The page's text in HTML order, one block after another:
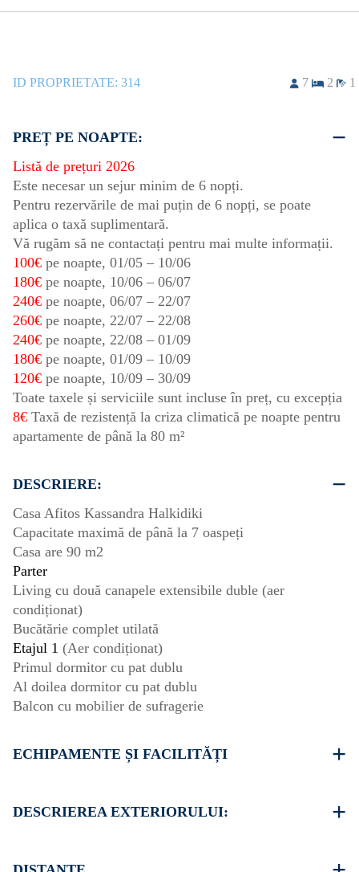
ID PROPRIETATE: 314 7 2 1
PREȚ PE NOAPTE:
Listă de prețuri 2026
Este necesar un sejur minim de 6 nopți.
Pentru rezervările de mai puțin de 6 nopți, se poate
aplica o taxă suplimentară.
Vă rugăm să ne contactați pentru mai multe informații.
100€ pe noapte, 01/05 – 10/06
180€ pe noapte, 10/06 – 06/07
240€ pe noapte, 06/07 – 22/07
260€ pe noapte, 22/07 – 22/08
240€ pe noapte, 22/08 – 01/09
180€ pe noapte, 01/09 – 10/09
120€ pe noapte, 10/09 – 30/09
Toate taxele și serviciile sunt incluse în preț, cu excepția
8€ Taxă de rezistență la criza climatică pe noapte pentru
apartamente de până la 80 m²
DESCRIERE:
Casa Afitos Kassandra Halkidiki
Capacitate maximă de până la 7 oaspeți
Casa are 90 m2
Parter
Living cu două canapele extensibile duble (aer
condiționat)
Bucătărie complet utilată
Etajul 1 (Aer condiționat)
Primul dormitor cu pat dublu
Al doilea dormitor cu pat dublu
Balcon cu mobilier de sufragerie
ECHIPAMENTE ȘI FACILITĂȚI
Televizor cu ecran plat
DESCRIEREA EXTERIORULUI: